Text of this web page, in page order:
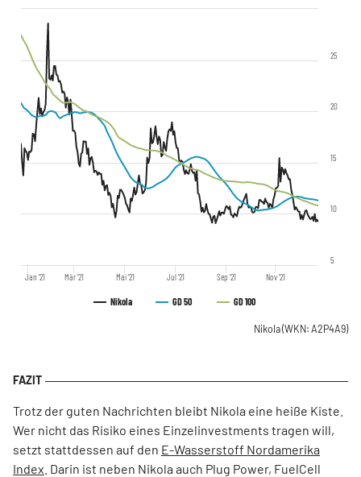
Nikola GD 50 GD 100
Jan '21 Mär '21 Mai '21 Jul '21 Sep '21 Nov '21
5
10
15
20
25
Nikola(WKN: A2P4A9)
Trotz der guten Nachrichten bleibt Nikola eine heiße Kiste.
Wer nicht das Risiko eines Einzelinvestments tragen will,
setzt stattdessen auf den E-Wasserstoff Nordamerika
Index . Darin ist neben Nikola auch Plug Power, FuelCell